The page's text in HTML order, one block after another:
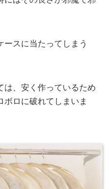
スに当たってしまう
は、安く作っているため
ボロに破れてしまいま